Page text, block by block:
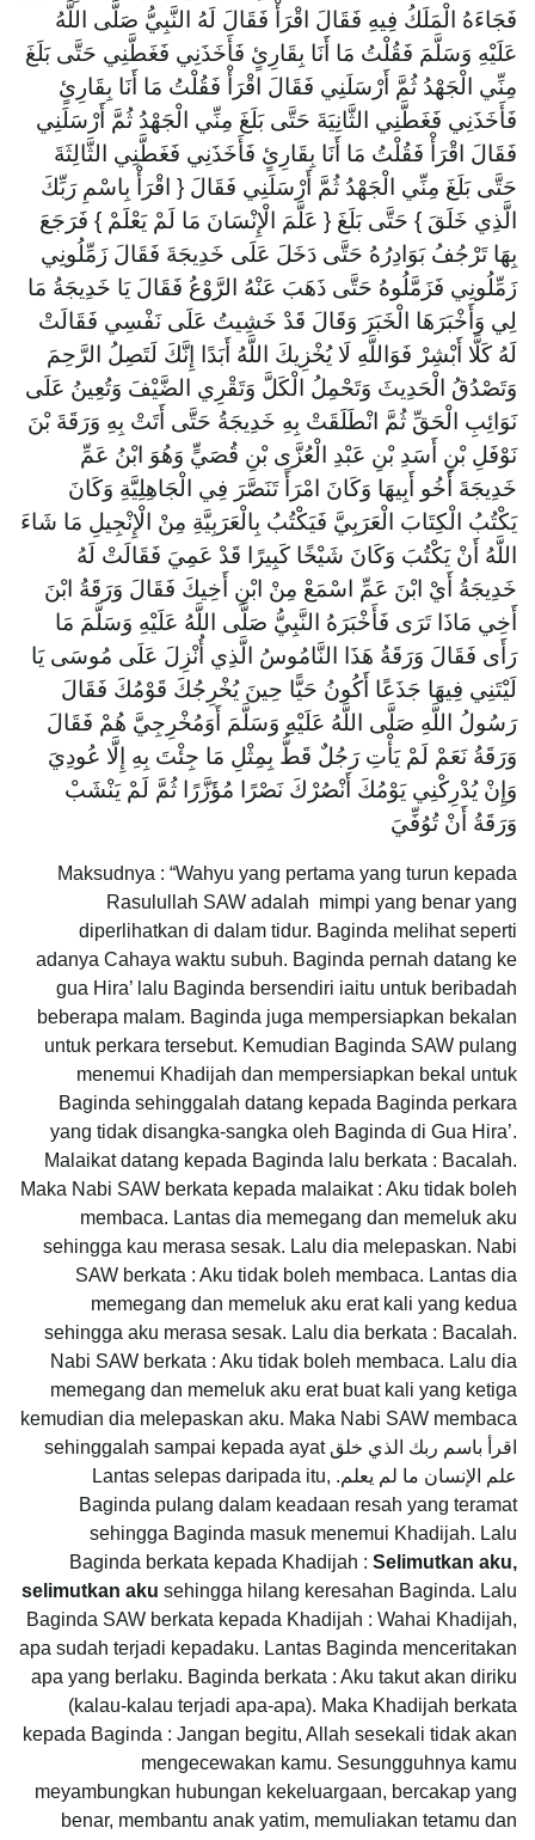
فَجَاءَهُ الْمَلَكُ فِيهِ فَقَالَ اقْرَأْ فَقَالَ لَهُ النَّبِيُّ صَلَّى اللَّهُ
عَلَيْهِ وَسَلَّمَ فَقُلْتُ مَا أَنَا بِقَارِئٍ فَأَخَذَنِي فَغَطَّنِي حَتَّى بَلَغَ
مِنِّي الْجَهْدُ ثُمَّ أَرْسَلَنِي فَقَالَ اقْرَأْ فَقُلْتُ مَا أَنَا بِقَارِئٍ
فَأَخَذَنِي فَغَطَّنِي الثَّانِيَةَ حَتَّى بَلَغَ مِنِّي الْجَهْدُ ثُمَّ أَرْسَلَنِي
فَقَالَ اقْرَأْ فَقُلْتُ مَا أَنَا بِقَارِئٍ فَأَخَذَنِي فَغَطَّنِي الثَّالِثَةَ
حَتَّى بَلَغَ مِنِّي الْجَهْدُ ثُمَّ أَرْسَلَنِي فَقَالَ { اقْرَأْ بِاسْمِ رَبِّكَ
الَّذِي خَلَقَ } حَتَّى بَلَغَ { عَلَّمَ الْإِنْسَانَ مَا لَمْ يَعْلَمْ } فَرَجَعَ
بِهَا تَرْجُفُ بَوَادِرُهُ حَتَّى دَخَلَ عَلَى خَدِيجَةَ فَقَالَ زَمِّلُونِي
زَمِّلُونِي فَزَمَّلُوهُ حَتَّى ذَهَبَ عَنْهُ الرَّوْعُ فَقَالَ يَا خَدِيجَةُ مَا
لِي وَأَخْبَرَهَا الْخَبَرَ وَقَالَ قَدْ خَشِيتُ عَلَى نَفْسِي فَقَالَتْ
لَهُ كَلَّا أَبْشِرْ فَوَاللَّهِ لَا يُخْزِيكَ اللَّهُ أَبَدًا إِنَّكَ لَتَصِلُ الرَّحِمَ
وَتَصْدُقُ الْحَدِيثَ وَتَحْمِلُ الْكَلَّ وَتَقْرِي الضَّيْفَ وَتُعِينُ عَلَى
نَوَائِبِ الْحَقِّ ثُمَّ انْطَلَقَتْ بِهِ خَدِيجَةُ حَتَّى أَتَتْ بِهِ وَرَقَةَ بْنَ
نَوْفَلِ بْنِ أَسَدِ بْنِ عَبْدِ الْعُزَّى بْنِ قُصَيٍّ وَهُوَ ابْنُ عَمِّ
خَدِيجَةَ أَخُو أَبِيهَا وَكَانَ امْرَأً تَنَصَّرَ فِي الْجَاهِلِيَّةِ وَكَانَ
يَكْتُبُ الْكِتَابَ الْعَرَبِيَّ فَيَكْتُبُ بِالْعَرَبِيَّةِ مِنْ الْإِنْجِيلِ مَا شَاءَ
اللَّهُ أَنْ يَكْتُبَ وَكَانَ شَيْخًا كَبِيرًا قَدْ عَمِيَ فَقَالَتْ لَهُ
خَدِيجَةُ أَيْ ابْنَ عَمِّ اسْمَعْ مِنْ ابْنِ أَخِيكَ فَقَالَ وَرَقَةُ ابْنَ
أَخِي مَاذَا تَرَى فَأَخْبَرَهُ النَّبِيُّ صَلَّى اللَّهُ عَلَيْهِ وَسَلَّمَ مَا
رَأَى فَقَالَ وَرَقَةُ هَذَا النَّامُوسُ الَّذِي أُنْزِلَ عَلَى مُوسَى يَا
لَيْتَنِي فِيهَا جَذَعًا أَكُونُ حَيًّا حِينَ يُخْرِجُكَ قَوْمُكَ فَقَالَ
رَسُولُ اللَّهِ صَلَّى اللَّهُ عَلَيْهِ وَسَلَّمَ أَوَمُخْرِجِيَّ هُمْ فَقَالَ
وَرَقَةُ نَعَمْ لَمْ يَأْتِ رَجُلٌ قَطُّ بِمِثْلِ مَا جِئْتَ بِهِ إِلَّا عُودِيَ
وَإِنْ يُدْرِكْنِي يَوْمُكَ أَنْصُرْكَ نَصْرًا مُؤَزَّرًا ثُمَّ لَمْ يَنْشَبْ
وَرَقَةُ أَنْ تُوُفِّيَ
Maksudnya : “Wahyu yang pertama yang turun kepada
Rasulullah SAW adalah mimpi yang benar yang
diperlihatkan di dalam tidur. Baginda melihat seperti
adanya Cahaya waktu subuh. Baginda pernah datang ke
gua Hira’ lalu Baginda bersendiri iaitu untuk beribadah
beberapa malam. Baginda juga mempersiapkan bekalan
untuk perkara tersebut. Kemudian Baginda SAW pulang
menemui Khadijah dan mempersiapkan bekal untuk
Baginda sehinggalah datang kepada Baginda perkara
yang tidak disangka-sangka oleh Baginda di Gua Hira’.
Malaikat datang kepada Baginda lalu berkata : Bacalah.
Maka Nabi SAW berkata kepada malaikat : Aku tidak boleh
membaca. Lantas dia memegang dan memeluk aku
sehingga kau merasa sesak. Lalu dia melepaskan. Nabi
SAW berkata : Aku tidak boleh membaca. Lantas dia
memegang dan memeluk aku erat kali yang kedua
sehingga aku merasa sesak. Lalu dia berkata : Bacalah.
Nabi SAW berkata : Aku tidak boleh membaca. Lalu dia
memegang dan memeluk aku erat buat kali yang ketiga
kemudian dia melepaskan aku. Maka Nabi SAW membaca
اقرأ باسم ربك الذي خلق sehinggalah sampai kepada ayat
علم الإنسان ما لم يعلم. Lantas selepas daripada itu,
Baginda pulang dalam keadaan resah yang teramat
sehingga Baginda masuk menemui Khadijah. Lalu
Baginda berkata kepada Khadijah : Selimutkan aku,
selimutkan aku sehingga hilang keresahan Baginda. Lalu
Baginda SAW berkata kepada Khadijah : Wahai Khadijah,
apa sudah terjadi kepadaku. Lantas Baginda menceritakan
apa yang berlaku. Baginda berkata : Aku takut akan diriku
(kalau-kalau terjadi apa-apa). Maka Khadijah berkata
kepada Baginda : Jangan begitu, Allah sesekali tidak akan
mengecewakan kamu. Sesungguhnya kamu
meyambungkan hubungan kekeluargaan, bercakap yang
benar, membantu anak yatim, memuliakan tetamu dan